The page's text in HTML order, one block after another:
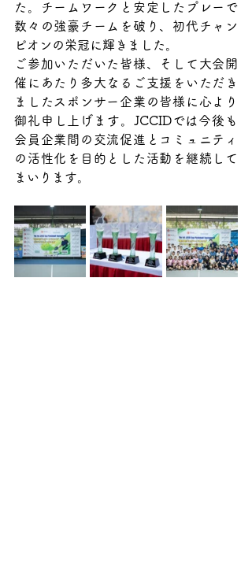
た。チームワークと安定したプレーで
数々の強豪チームを破り、初代チャン
ピオンの栄冠に輝きました。
ご参加いただいた皆様、そして大会開
催にあたり多大なるご支援をいただき
ましたスポンサー企業の皆様に心より
御礼申し上げます。JCCIDでは今後も
会員企業間の交流促進とコミュニティ
の活性化を目的とした活動を継続して
まいります。